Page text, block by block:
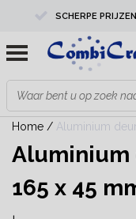
SCHERPE PRIJZEN
PROFESSIONELE
EXPERTS IN
Home / Aluminium
Aluminium
165 x 45